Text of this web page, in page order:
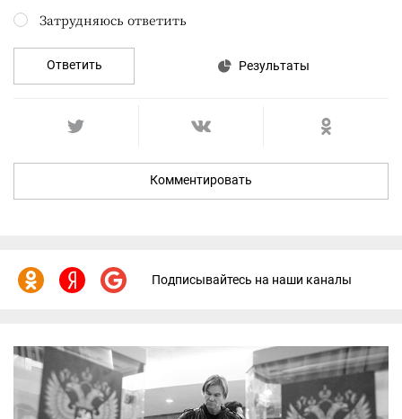
Затрудняюсь ответить
Ответить Результаты
Комментировать
Подписывайтесь на наши каналы